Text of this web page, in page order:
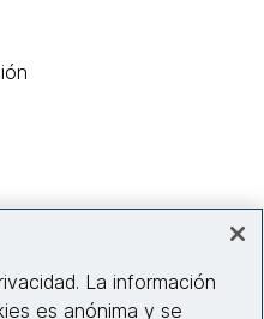
La información
es anónima y se